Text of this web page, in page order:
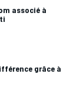
associé à
grâce à